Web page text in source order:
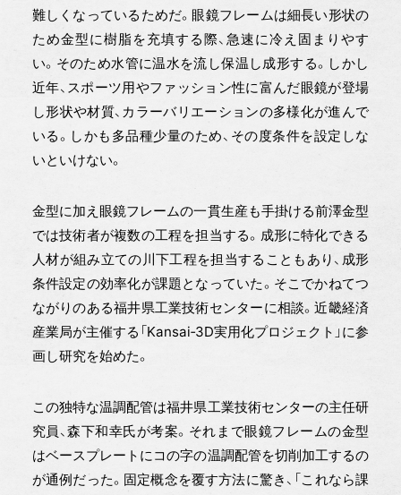
難しくなっているためだ。眼鏡フレームは細長い形状の
ため金型に樹脂を充填する際、急速に冷え固まりやす
い。そのため水管に温水を流し保温し成形する。しかし
近年、スポーツ用やファッション性に富んだ眼鏡が登場
し形状や材質、カラーバリエーションの多様化が進んで
いる。しかも多品種少量のため、その度条件を設定しな
いといけない。
金型に加え眼鏡フレームの一貫生産も手掛ける前澤金型
では技術者が複数の工程を担当する。成形に特化できる
人材が組み立ての川下工程を担当することもあり、成形
条件設定の効率化が課題となっていた。そこでかねてつ
ながりのある福井県工業技術センターに相談。近畿経済
産業局が主催する「Kansai‐3D実用化プロジェクト」に参
画し研究を始めた。
この独特な温調配管は福井県工業技術センターの主任研
究員、森下和幸氏が考案。それまで眼鏡フレームの金型
はベースプレートにコの字の温調配管を切削加工するの
が通例だった。固定概念を覆す方法に驚き、「これなら課